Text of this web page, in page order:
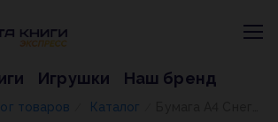
Игрушки Наш бренд
товаров Каталог